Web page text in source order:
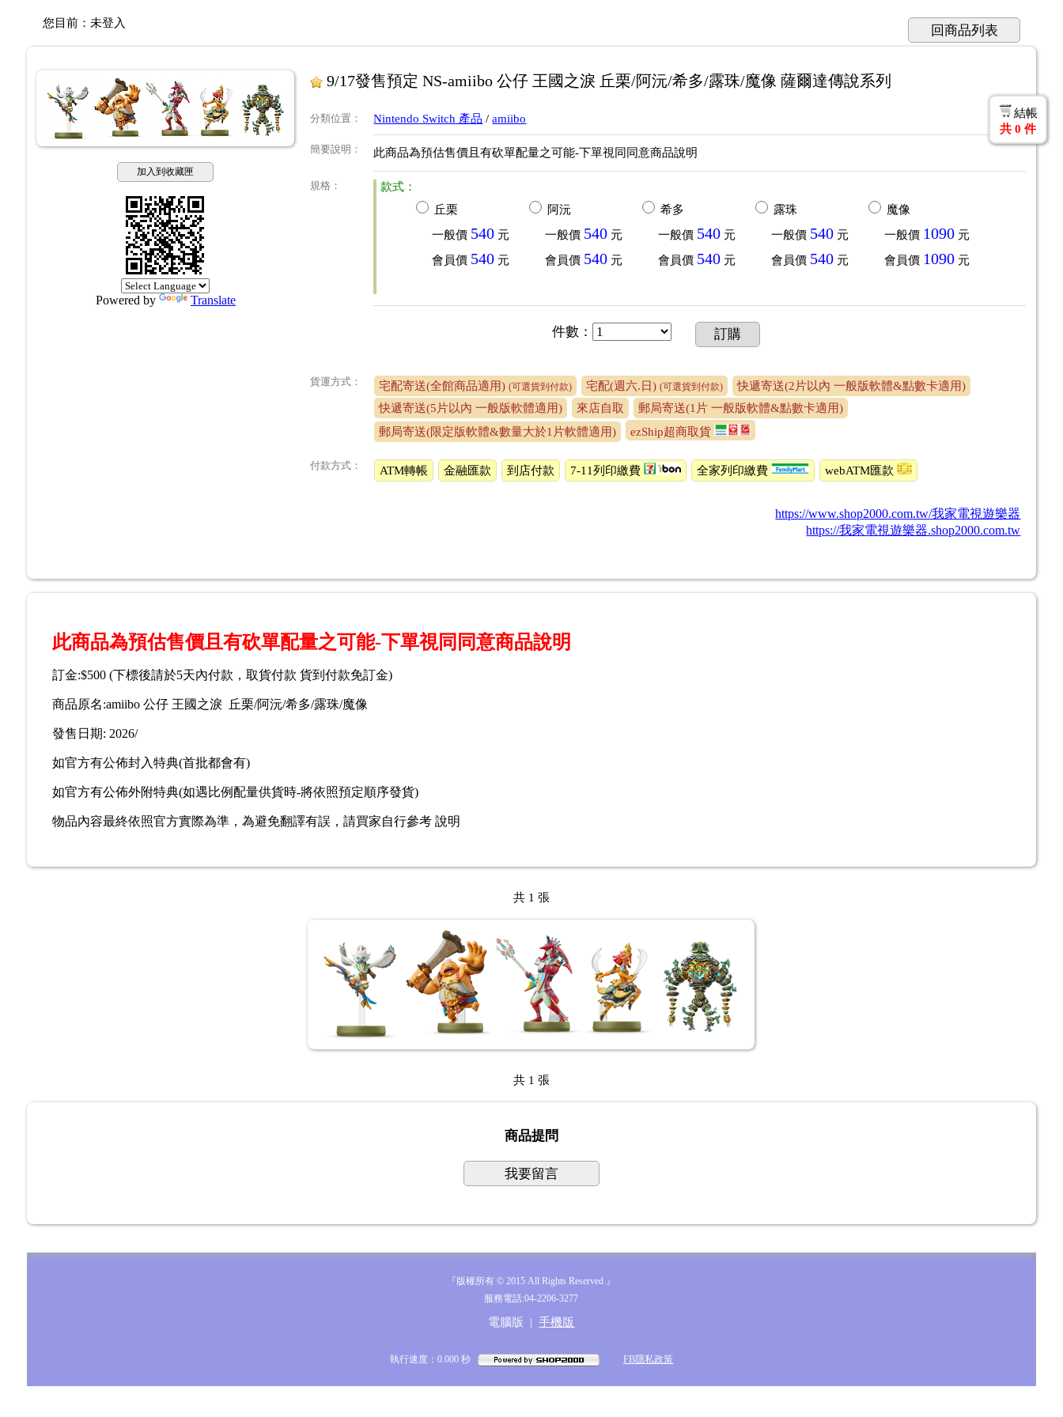
您目前： 未登入 回商品列表
加入到收藏匣
Powered by Translate
9/17發售預定 NS-amiibo 公仔 王國之淚 丘栗/阿沅/希多/露珠/魔像 薩爾達傳說系列
分類位置 ： Nintendo Switch 產品 /amiibo
簡要說明 ： 此商品為預估售價且有砍單配量之可能-下單視同同意商品說明
規格 ：
款式：
丘栗
一般價 540 元
會員價 540 元
阿沅
一般價 540 元
會員價 540 元
希多
一般價 540 元
會員價 540 元
露珠
一般價 540 元
會員價 540 元
魔像
一般價 1090 元
會員價 1090 元
件數 ： 訂購
貨運方式： 宅配寄送(全館商品適用)(可選貨到付款) 宅配(週六.日)(可選貨到付款)
快遞寄送(2片以內 一般版軟體&點數卡適用)
快遞寄送(5片以內 一般版軟體適用)
來店自取
郵局寄送(1片 一般版軟體&點數卡適用)
郵局寄送(限定版軟體&數量大於1片軟體適用)
ezShip超商取貨
付款方式： ATM轉帳 金融匯款 到店付款 7-11列印繳費 全家列印繳費 webATM匯款
https://www.shop2000.com.tw/我家電視遊樂器
https://我家電視遊樂器.shop2000.com.tw
結帳
共 0 件
此商品為預估售價且有砍單配量之可能-下單視同同意商品說明
訂金:$500 (下標後請於5天內付款，取貨付款 貨到付款免訂金)
商品原名:amiibo 公仔 王國之淚 丘栗/阿沅/希多/露珠/魔像
發售日期: 2026/
如官方有公佈封入特典(首批都會有)
如官方有公佈外附特典(如遇比例配量供貨時-將依照預定順序發貨)
物品內容最終依照官方實際為準，為避免翻譯有誤，請買家自行參考 說明
共 1 張
共 1 張
商品提問
我要留言
『版權所有 © 2015 All Rights Reserved 』
服務電話:04-2206-3277
電腦版 |手機版
執行速度：0.000 秒 FB隱私政策